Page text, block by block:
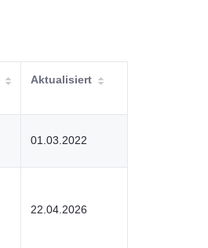
Aktualisiert
01.03.2022
22.04.2026